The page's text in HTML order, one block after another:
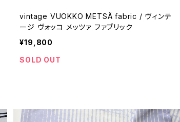
vintage VUOKKO METSÄ fabric / ヴィンテ
ージ ヴォッコ メッツァ ファブリック
¥19,800
SOLD OUT